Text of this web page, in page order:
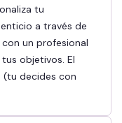
tu
a través de
un profesional
objetivos. El
(tu decides con